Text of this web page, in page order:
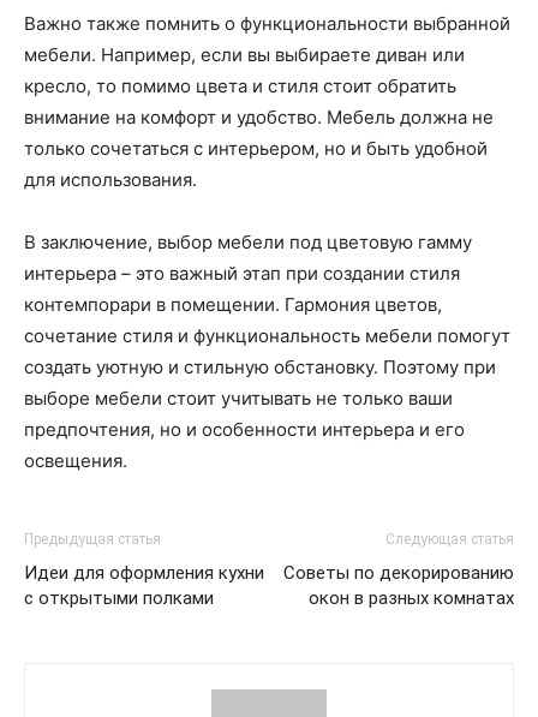
Важно также помнить о функциональности выбранной
мебели. Например, если вы выбираете диван или
кресло, то помимо цвета и стиля стоит обратить
внимание на комфорт и удобство. Мебель должна не
только сочетаться с интерьером, но и быть удобной
для использования.
В заключение, выбор мебели под цветовую гамму
интерьера – это важный этап при создании стиля
контемпорари в помещении. Гармония цветов,
сочетание стиля и функциональность мебели помогут
создать уютную и стильную обстановку. Поэтому при
выборе мебели стоит учитывать не только ваши
предпочтения, но и особенности интерьера и его
освещения.
Предыдущая статья
Идеи для оформления кухни
с открытыми полками
Следующая статья
Советы по декорированию
окон в разных комнатах